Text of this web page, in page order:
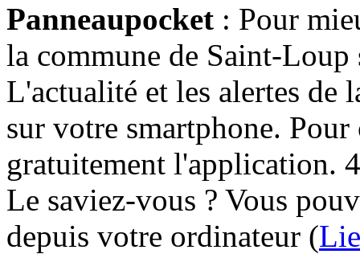
Panneaupocket : Pour
la commune de Saint-Loup
L'actualité et les alertes de
sur votre smartphone.
gratuitement l'application.
Le saviez-vous ? Vous
depuis votre ordinateur (